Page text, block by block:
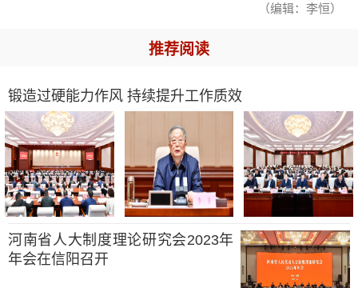
（编辑：李恒）
推荐阅读
锻造过硬能力作风 持续提升工作质效
河南省人大制度理论研究会2023年
年会在信阳召开